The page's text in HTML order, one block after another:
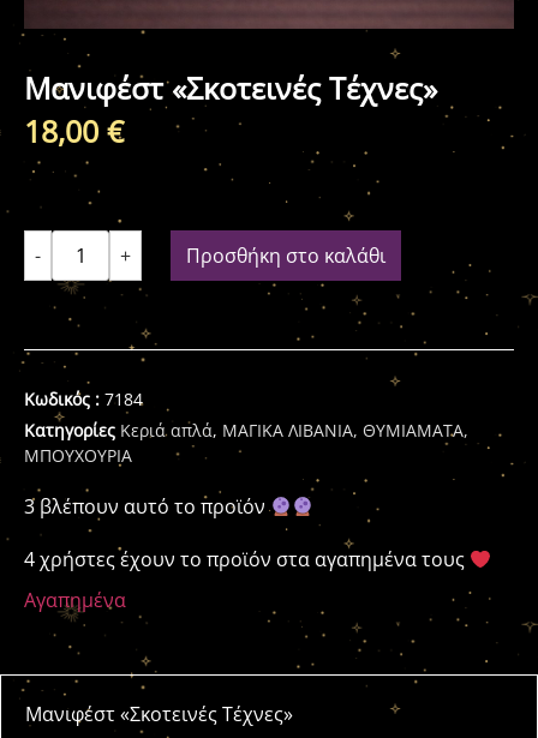
Μανιφέστ «Σκοτεινές Τέχνες»
18,00 €
- + Προσθήκη στο καλάθι
Κωδικός : 7184
Κατηγορίες Κεριά απλά, ΜΑΓΙΚΑ ΛΙΒΑΝΙΑ, ΘΥΜΙΑΜΑΤΑ,
ΜΠΟΥΧΟΥΡΙΑ
3 βλέπουν αυτό το προϊόν
4 χρήστες έχουν το προϊόν στα αγαπημένα τους
Αγαπημένα
Μανιφέστ «Σκοτεινές Τέχνες»